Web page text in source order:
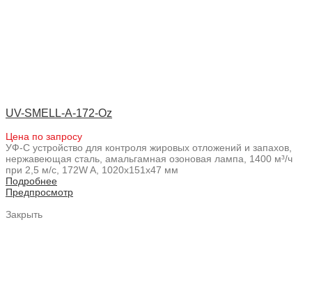
UV-SMELL-A-172-Oz
Цена по запросу
УФ-С устройство для контроля жировых отложений и запахов,
нержавеющая сталь, амальгамная озоновая лампа, 1400 м³/ч
при 2,5 м/с, 172W A, 1020x151x47 мм
Подробнее
Предпросмотр
Закрыть